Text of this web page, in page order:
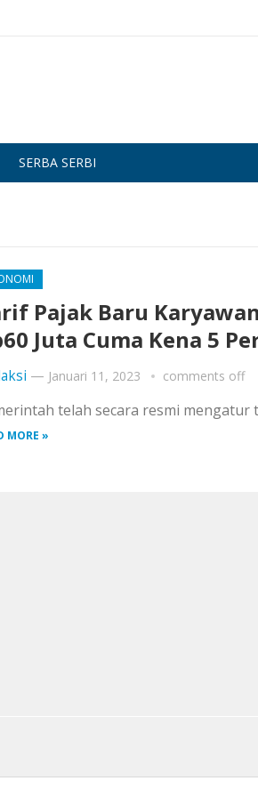
SERBA SERBI
Pajak Baru
Juta Cuma Kena 5
— Januari 11, 2023 comments off
telah secara resmi mengatur
MORE »